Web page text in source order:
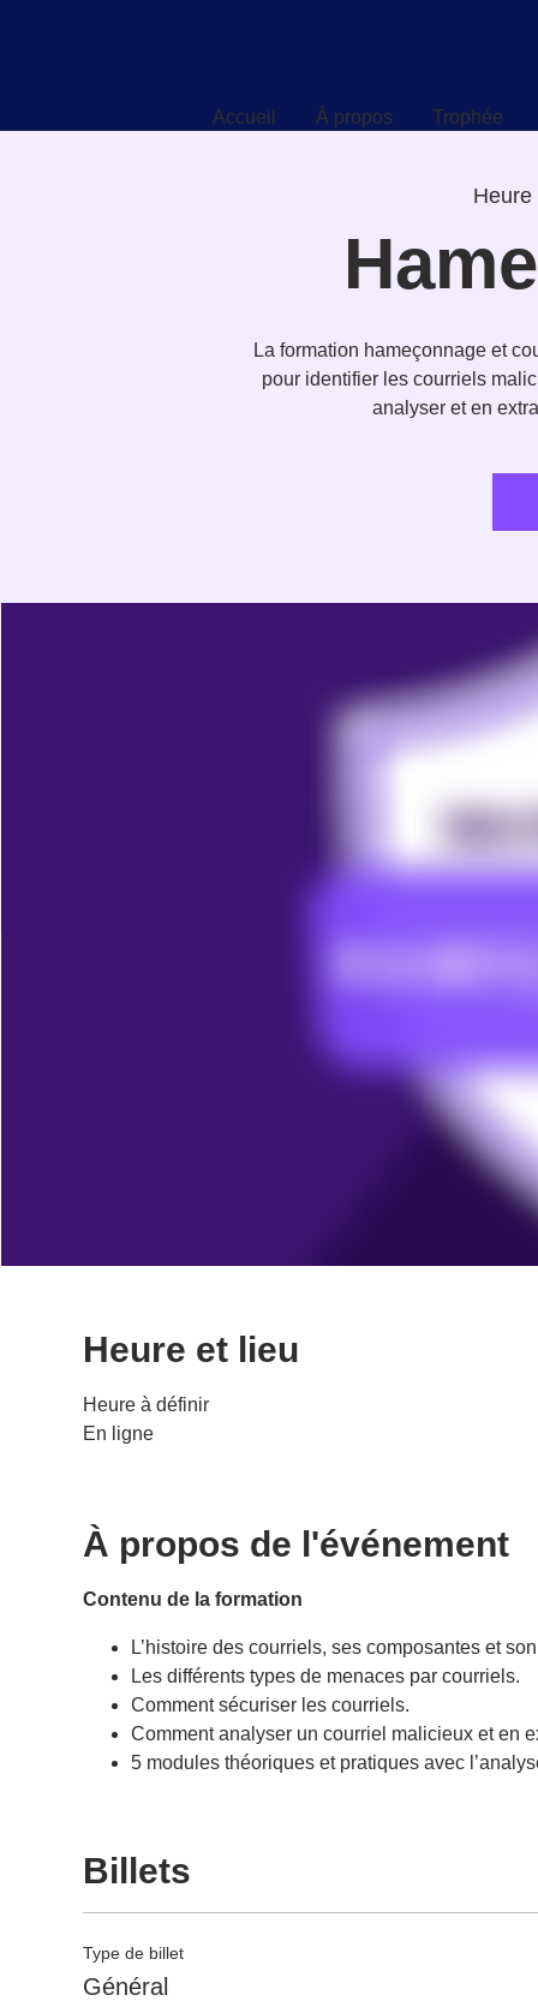
Accueil À propos Trophée
Heure
La formation hameçonnage et
pour identifier les courriels
analyser et en
Heure et lieu
Heure à définir
En ligne
À propos de l'événement
Contenu de la formation
L’histoire des courriels, ses composantes et
Les différents types de menaces par courriels.
Comment sécuriser les courriels.
Comment analyser un courriel malicieux et en
5 modules théoriques et pratiques avec
Billets
Type de billet
Général